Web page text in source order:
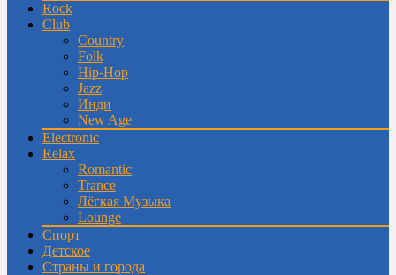
Rock
Club
Country
Folk
Hip-Hop
Jazz
Инди
New Age
Electronic
Relax
Romantic
Trance
Лёгкая Музыка
Lounge
Спорт
Детское
Страны и города